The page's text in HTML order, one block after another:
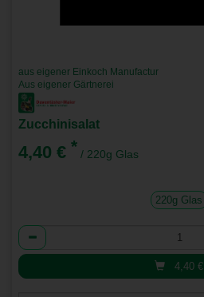
aus eigener Einkoch Manufactur
Aus eigener Gärtnerei
Zucchinisalat
4,40 € * / 220g Glas
220g Glas
Anzahl
4,40 €